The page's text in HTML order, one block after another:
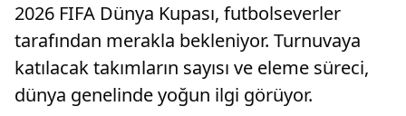
2026 FIFA Dünya Kupası, futbolseverler
tarafından merakla bekleniyor. Turnuvaya
katılacak takımların sayısı ve eleme süreci,
dünya genelinde yoğun ilgi görüyor.